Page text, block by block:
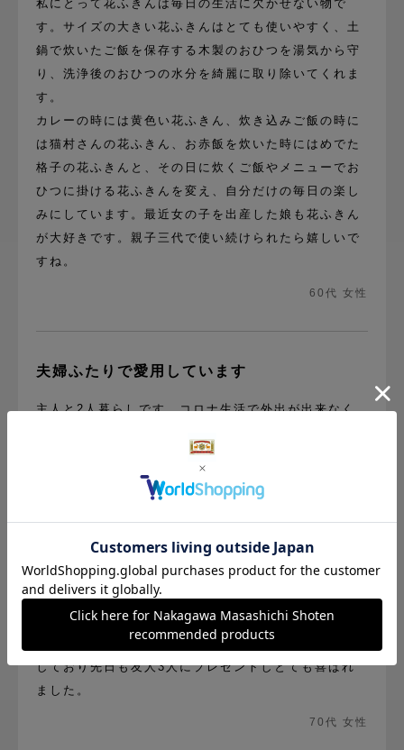
私にとって花ふきんは毎日の生活に欠かせない物で
す。サイズの大きい花ふきんはとても使いやすく、土
鍋で炊いたご飯を保存する木製のおひつを湯気から守
り、洗浄後のおひつの水分を綺麗に取り除いてくれま
す。
カレーの時には黄色い花ふきん、炊き込みご飯の時に
は猫村さんの花ふきん、お赤飯を炊いた時にはめでた
格子の花ふきんと、その日に炊くご飯やメニューでお
ひつに掛ける花ふきんを変え、自分だけの毎日の楽し
みにしています。最近女の子を出産した娘も花ふきん
が大好きです。親子三代で使い続けられたら嬉しいで
すね。
60代 女性
夫婦ふたりで愛用しています
主人と2人暮らしです。コロナ生活で外出が出来なく
の後片付けも増えました。年齢も重ね家事の分担を話
し合い朝食の食器洗いを主人がしてくれるようになり
ました。大分慣れて、乾いた食器や少し濡れている食
器を花ふきんで拭き食器棚に戻せるようになり、シン
ク周りの水滴も花ふきんで拭きとります。
食事中は何時も右手元に絞った花ふきんが必須の主人
です。ないと布巾はどうした!と言います。来客の孫た
ちも会食前には、花ふきんを ”はい、爺じ”と言って渡
しテーブルを拭いてもらいます。もう10年前から愛用
しており先日も友人3人にプレゼントしとても喜ばれ
ました。
70代 女性